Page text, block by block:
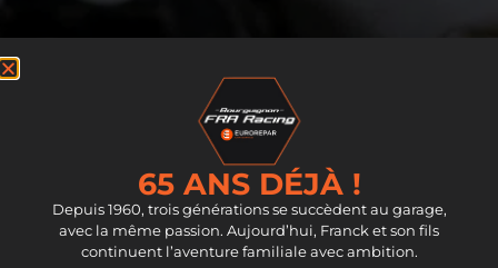
65 ANS DÉJÀ !
Depuis 1960, trois générations se succèdent au garage,
avec la même passion. Aujourd’hui, Franck et son fils
continuent l’aventure familiale avec ambition.